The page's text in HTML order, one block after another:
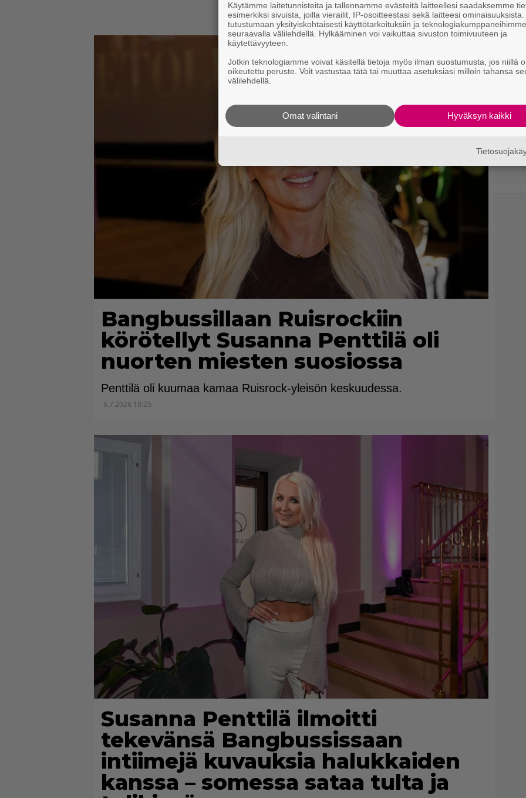
Bangbussillaan Ruisrockiin
körötellyt Susanna Penttilä oli
nuorten miesten suosiossa
Penttilä oli kuumaa kamaa Ruisrock-yleisön keskuudessa.
6.7.2026 18:25
Susanna Penttilä ilmoitti
tekevänsä Bangbussissaan
intiimejä kuvauksia halukkaiden
kanssa – somessa sataa tulta ja
Käytämme laitetunnisteita ja tallennamme evästeitä laitteellesi saadaksemme
esimerkiksi sivuista, joilla vierailit, IP-osoitteestasi sekä laitteesi
tutustumaan yksityiskohtaisesti käyttötarkoituksiin ja teknologiakumppaneihimme
seuraavalla välilehdellä. Hylkääminen voi vaikuttaa sivuston toimivuuteen ja
käytettävyyteen.
Jotkin teknologiamme voivat käsitellä tietoja myös ilman suostumusta, jos niillä
oikeutettu peruste. Voit vastustaa tätä tai muuttaa asetuksiasi milloin tahansa
välilehdellä.
Hyväksyn kaikki
Omat valintani